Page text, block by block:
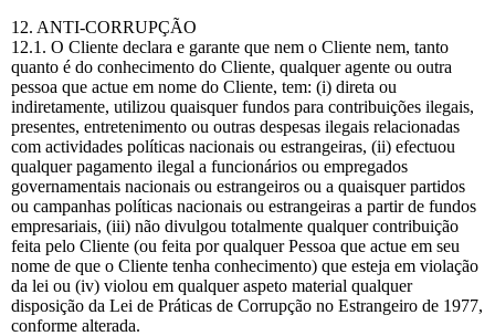
12. ANTI-CORRUPÇÃO
12.1. O Cliente declara e garante que nem o Cliente nem, tanto
quanto é do conhecimento do Cliente, qualquer agente ou outra
pessoa que actue em nome do Cliente, tem: (i) direta ou
indiretamente, utilizou quaisquer fundos para contribuições ilegais,
presentes, entretenimento ou outras despesas ilegais relacionadas
com actividades políticas nacionais ou estrangeiras, (ii) efectuou
qualquer pagamento ilegal a funcionários ou empregados
governamentais nacionais ou estrangeiros ou a quaisquer partidos
ou campanhas políticas nacionais ou estrangeiras a partir de fundos
empresariais, (iii) não divulgou totalmente qualquer contribuição
feita pelo Cliente (ou feita por qualquer Pessoa que actue em seu
nome de que o Cliente tenha conhecimento) que esteja em violação
da lei ou (iv) violou em qualquer aspeto material qualquer
disposição da Lei de Práticas de Corrupção no Estrangeiro de 1977,
conforme alterada.